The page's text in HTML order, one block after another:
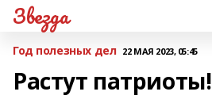
Звезда
Год полезных дел 22 МАЯ 2023, 05:45
Растут патриоты!